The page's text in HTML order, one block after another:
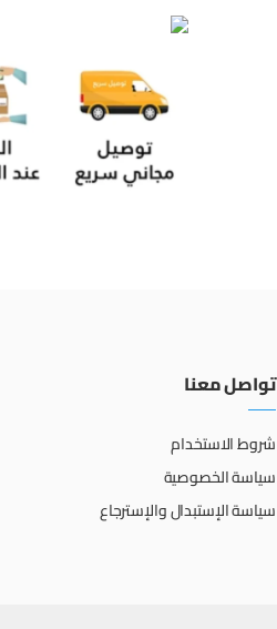
تواصل معنا
شروط الاستخدام
سياسة الخصوصية
سياسة الإستبدال والإسترجاع